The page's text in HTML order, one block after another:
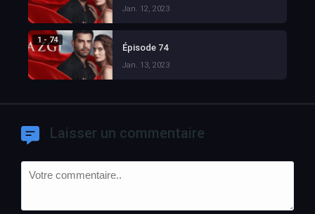
Jan. 12, 2023
1 - 74
Épisode 74
Jan. 13, 2023
Laisser un commentaire